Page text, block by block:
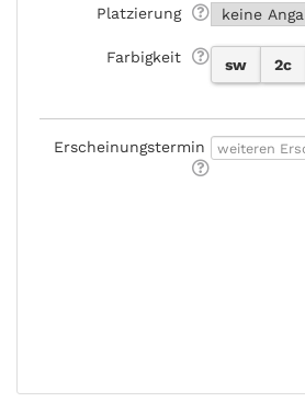
Platzierung
Farbigkeit sw 2c
Erscheinungstermin